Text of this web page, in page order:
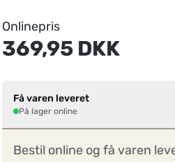
Onlinepris
369,95 DKK
Få varen leveret
På lager online
Bestil online og få varen